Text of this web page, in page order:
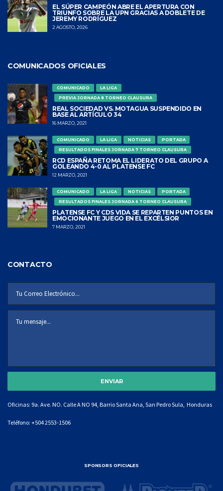
EL SÚPER CAMPEÓN ABRE EL APERTURA CON
TRIUNFO SOBRE LA UPN GRACIAS A DOBLETE DE
JEREMY RODRÍGUEZ
2 AGOSTO, 2026
COMUNICADOS OFICIALES
COMUNICADO
LA LIGA
PREVIA JORNADA 8 TORNEO CLAUSURA
REAL SOCIEDAD VS. MOTAGUA SUSPENDIDO EN
BASE AL ARTÍCULO 34
16 MARZO, 2021
COMUNICADO LA LIGA NOTICIAS
PORTADA
RESULTADOS FINALES JORNADA 7 TORNEO CLAUSURA
RCD ESPAÑA RETOMA EL LIDERATO DEL GRUPO A
GOLEANDO 4-0 AL PLATENSE FC
12 MARZO, 2021
COMUNICADO LA LIGA NOTICIAS
PORTADA
RESULTADOS FINALES JORNADA 6 TORNEO CLAUSURA
PLATENSE FC Y CDS VIDA SE REPARTEN PUNTOS EN
EMOCIONANTE JUEGO EN EL EXCÉLSIOR
7 MARZO, 2021
CONTACTO
Oficinas: 9a. Ave. NO. Calle A NO 94, Barrio Santa Ana, San Pedro Sula, Honduras
Teléfono: +504 2553-1506
SPONSORS OFICIALES